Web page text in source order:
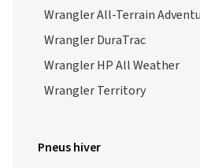
Wrangler All-Terrain
Wrangler DuraTrac
Wrangler HP All Weather
Wrangler Territory
Pneus hiver